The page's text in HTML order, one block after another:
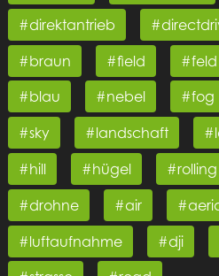
#direktantrieb
#braun #field #feld
#blau #nebel #fog
#sky #landschaft
#hill #hügel #rolling
#drohne #air
#luftaufnahme #dji